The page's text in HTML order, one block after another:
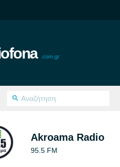
.com.gr
Akroama Radio
95.5 FM